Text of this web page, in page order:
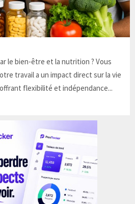
le bien-être et la nutrition ? Vous
travail a un impact direct sur la vie
flexibilité et indépendance...